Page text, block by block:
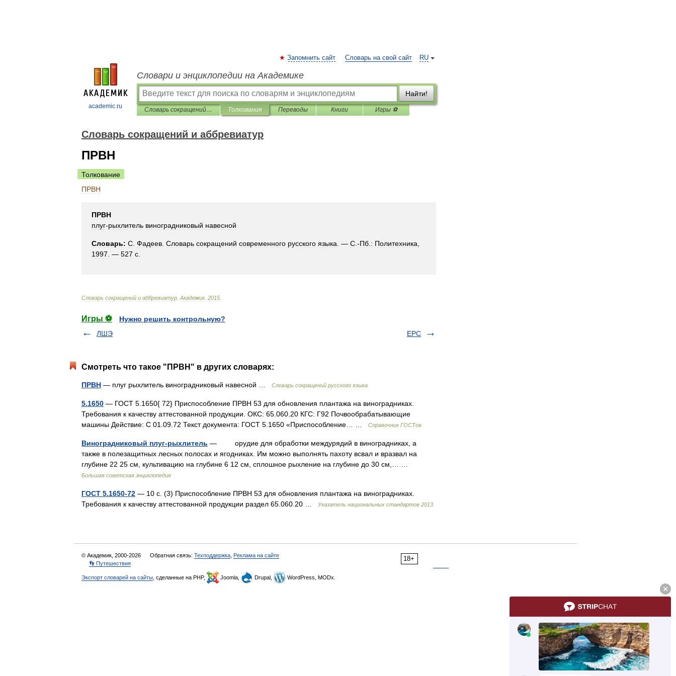
academic.ru
RU
Запомнить сайт Словарь на свой сайт
Словари и энциклопедии на Академике
Найти!
Словарь сокращений и аббревиатур Толкования Переводы Книги Игры ⚽
Словарь сокращений и аббревиатур
ПРВН
Толкование
ПРВН
ПРВН
плуг-рыхлитель виноградниковый навесной
Словарь: С Фадеев Словарь сокращений современного русского языка . — С .-Пб : Политехника
1997 . — 527 с
Словарь сокращений и аббревиатур Академик. 2015
Игры ⚽
Нужно решить контрольную?
ЛШЭ
ЕРС
Смотреть что такое "ПРВН" в других словарях:
ПРВН — плуг рыхлитель виноградниковый навесной … Словарь сокращений русского языка
5.1650 — ГОСТ 5.1650{ 72} Приспособление ПРВН 53 для обновления плантажа на виноградниках.
Требования к качеству аттестованной продукции. ОКС: 65.060.20 КГС: Г92 Почвообрабатывающие
машины Действие: С 01.09.72 Текст документа: ГОСТ 5.1650 «Приспособление… …
Справочник ГОСТов
Виноградниковый плуг-рыхлитель — орудие для обработки междурядий в виноградниках, а
также в полезащитных лесных полосах и ягодниках. Им можно выполнять пахоту всвал и вразвал на
глубине 22 25 см, культивацию на глубине 6 12 см, сплошное рыхление на глубине до 30 см,… …
Большая советская энциклопедия
ГОСТ 5.1650-72 — 10 с. (3) Приспособление ПРВН 53 для обновления плантажа на виноградниках.
Требования к качеству аттестованной продукции раздел 65.060.20 …
Указатель национальных стандартов 2013
18+
© Академик, 2000-2026 Обратная связь: Техподдержка Реклама на сайте
👣 Путешествия
Экспорт словарей на сайты , сделанные на PHP, Joomla, Drupal, WordPress, MODx.